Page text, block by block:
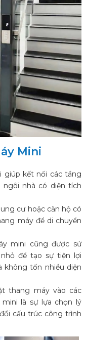
Mini
giúp kết nối các tầng
nhà có diện tích
cư hoặc căn hộ có
máy để di chuyển
mini cũng được sử
để tạo sự tiện lợi
không tốn nhiều diện
thang máy vào các
là sự lựa chọn lý
cấu trúc công trình